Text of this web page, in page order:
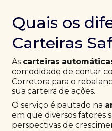
Quais os
Carteiras
As carteiras
comodidade de contar
Corretora para o
sua carteira de ações.
O serviço é pautado na
em que diversos fatores
perspectivas de